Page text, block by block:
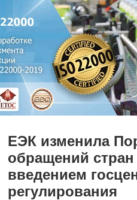
ЕЭК изменила
обращений
введением
регулирования